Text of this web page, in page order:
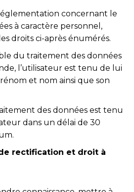
concernant le
à caractère personnel,
droits ci-après énumérés.
du traitement des données
l’utilisateur est tenu de lui
et nom ainsi que son
des données est tenu
dans un délai de 30
rectification et droit à